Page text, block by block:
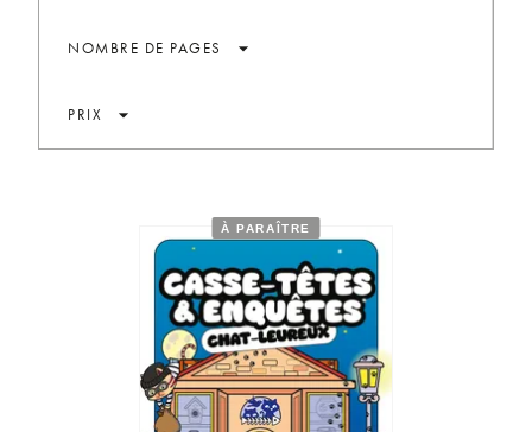
NOMBRE DE PAGES arrow_drop_down
PRIX arrow_drop_down
À PARAÎTRE